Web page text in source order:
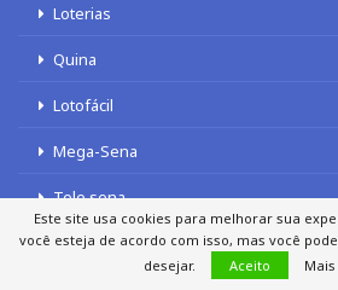
Loterias
Quina
Lotofácil
Mega-Sena
Tele sena
Este site usa cookies para melhorar sua
você esteja de acordo com isso, mas você
desejar.
Aceito